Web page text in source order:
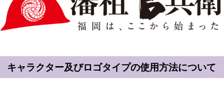
キャラクター及びロゴタイプの使用方法について